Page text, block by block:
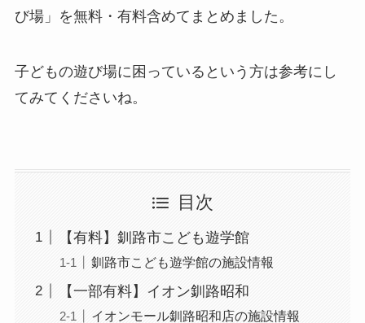
び場」を無料・有料含めてまとめました。
子どもの遊び場に困っているという方は参考にし
てみてくださいね。
目次
【有料】釧路市こども遊学館
釧路市こども遊学館の施設情報
【一部有料】イオン釧路昭和
イオンモール釧路昭和店の施設情報